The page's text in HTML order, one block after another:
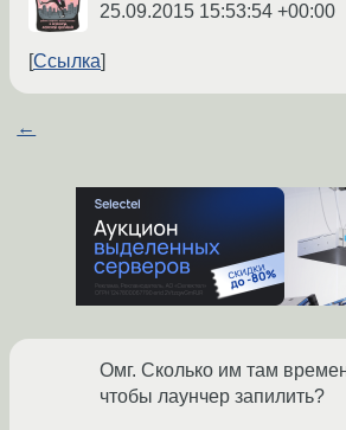
25.09.2015 15:53:54 +00:00
Ссылка
←
Омг. Сколько им там
чтобы лаунчер запилить?